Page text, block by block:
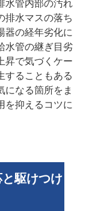
水管内部の汚れ
排水マスの落ち
器の経年劣化に
水管の継ぎ目劣
昇で気づくケー
することもある
になる箇所をま
を抑えるコツに
駆けつけ